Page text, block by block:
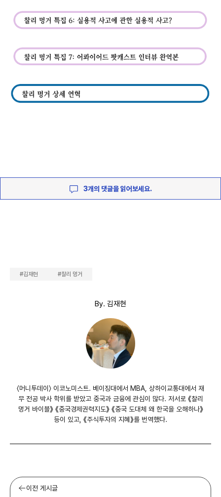
3개의 댓글을 읽어보세요.
#김재현 #찰리 멍거
By. 김재현
〈머니투데이〉 이코노미스트. 베이징대에서 MBA, 상하이교통대에서 재
무 전공 박사 학위를 받았고 중국과 금융에 관심이 많다. 저서로 《찰리
멍거 바이블》 《중국경제권력지도》 《중국 도대체 왜 한국을 오해하나》
등이 있고, 《주식투자의 지혜》를 번역했다.
이전 게시글